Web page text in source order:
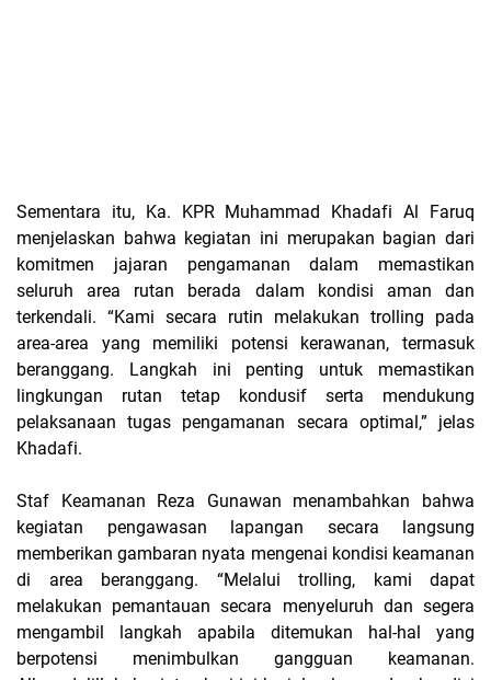
Sementara itu, Ka. KPR Muhammad Khadafi Al Faruq
menjelaskan bahwa kegiatan ini merupakan bagian dari
komitmen jajaran pengamanan dalam memastikan
seluruh area rutan berada dalam kondisi aman dan
terkendali. “Kami secara rutin melakukan trolling pada
area-area yang memiliki potensi kerawanan, termasuk
beranggang. Langkah ini penting untuk memastikan
lingkungan rutan tetap kondusif serta mendukung
pelaksanaan tugas pengamanan secara optimal,” jelas
Khadafi.
Staf Keamanan Reza Gunawan menambahkan bahwa
kegiatan pengawasan lapangan secara langsung
memberikan gambaran nyata mengenai kondisi keamanan
di area beranggang. “Melalui trolling, kami dapat
melakukan pemantauan secara menyeluruh dan segera
mengambil langkah apabila ditemukan hal-hal yang
berpotensi menimbulkan gangguan keamanan.